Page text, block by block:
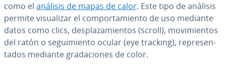
como el análisis de mapas de calor. Este tipo de análisis
permite vi­sua­li­zar el co­m­po­r­ta­mie­n­to de uso mediante
datos como clics, de­s­pla­za­mie­n­tos (scroll), mo­vi­mie­n­tos
del ratón o se­gui­mie­n­to ocular (eye tracking), re­pre­se­n­
ta­dos mediante gra­da­cio­nes de color.